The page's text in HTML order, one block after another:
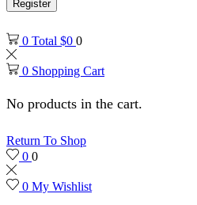
Register
0 Total $0 0
0 Shopping Cart
No products in the cart.
Return To Shop
0 0
0 My Wishlist